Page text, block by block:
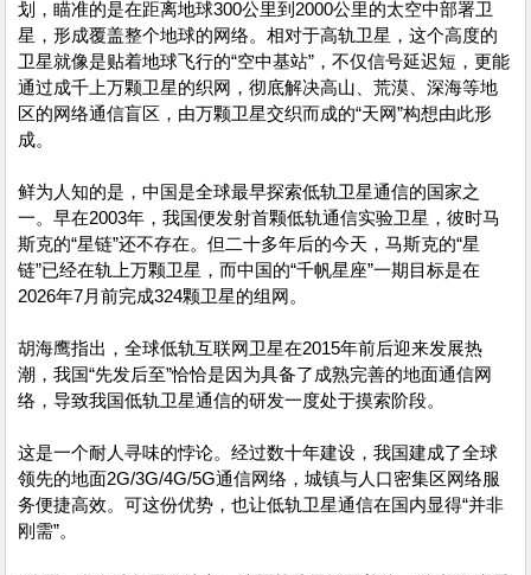
划，瞄准的是在距离地球300公里到2000公里的太空中部署卫
星，形成覆盖整个地球的网络。相对于高轨卫星，这个高度的
卫星就像是贴着地球飞行的“空中基站”，不仅信号延迟短，更能
通过成千上万颗卫星的织网，彻底解决高山、荒漠、深海等地
区的网络通信盲区，由万颗卫星交织而成的“天网”构想由此形
成。
鲜为人知的是，中国是全球最早探索低轨卫星通信的国家之
一。早在2003年，我国便发射首颗低轨通信实验卫星，彼时马
斯克的“星链”还不存在。但二十多年后的今天，马斯克的“星
链”已经在轨上万颗卫星，而中国的“千帆星座”一期目标是在
2026年7月前完成324颗卫星的组网。
胡海鹰指出，全球低轨互联网卫星在2015年前后迎来发展热
潮，我国“先发后至”恰恰是因为具备了成熟完善的地面通信网
络，导致我国低轨卫星通信的研发一度处于摸索阶段。
这是一个耐人寻味的悖论。经过数十年建设，我国建成了全球
领先的地面2G/3G/4G/5G通信网络，城镇与人口密集区网络服
务便捷高效。可这份优势，也让低轨卫星通信在国内显得“并非
刚需”。